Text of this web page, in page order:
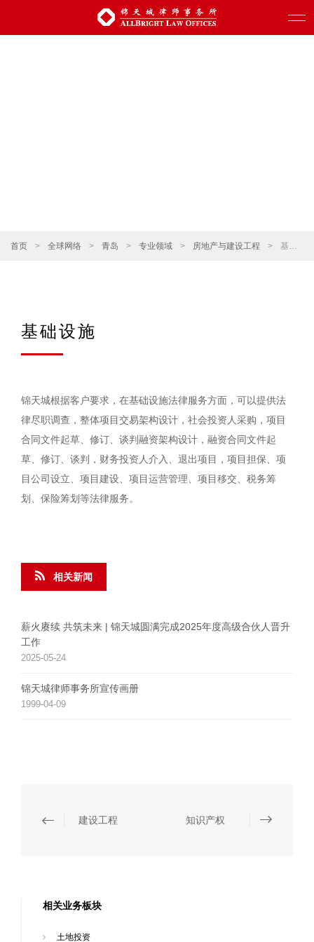
首页 > 全球网络 > 青岛 > 专业领域 > 房地产与建设工程 > 基础设施
基础设施
锦天城根据客户要求，在基础设施法律服务方面，可以提供法
律尽职调查，整体项目交易架构设计，社会投资人采购，项目
合同文件起草、修订、谈判融资架构设计，融资合同文件起
草、修订、谈判，财务投资人介入、退出项目，项目担保、项
目公司设立、项目建设、项目运营管理、项目移交、税务筹
划、保险筹划等法律服务。
相关新闻
薪火赓续 共筑未来 | 锦天城圆满完成2025年度高级合伙人晋升
工作
2025-05-24
锦天城律师事务所宣传画册
1999-04-09
建设工程 知识产权
相关业务板块
土地投资